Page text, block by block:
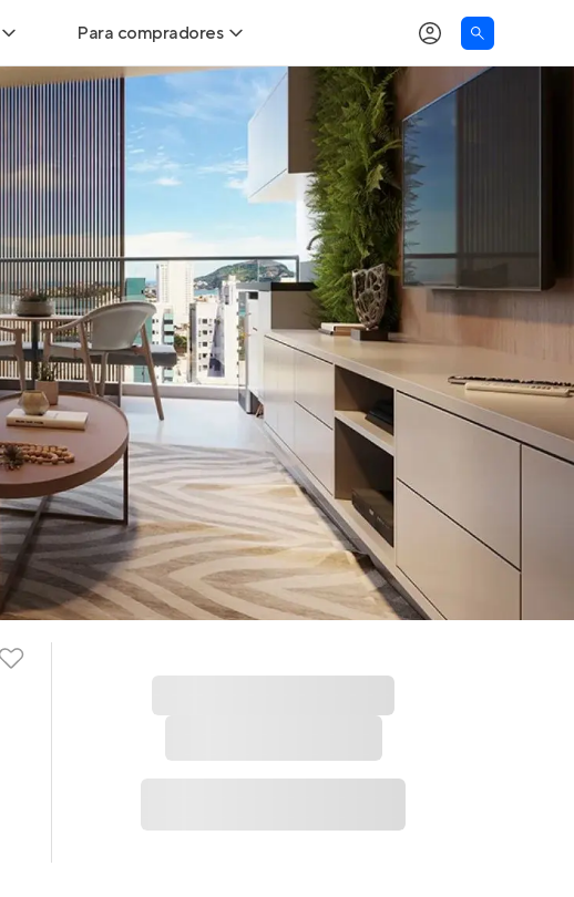
Para compradores
Buscar um imóvel novo
Calcule seu Poder de Compra
Comprar x Alugar
Correção do INCC
Simulador de Financiamento
Encontre um corretor